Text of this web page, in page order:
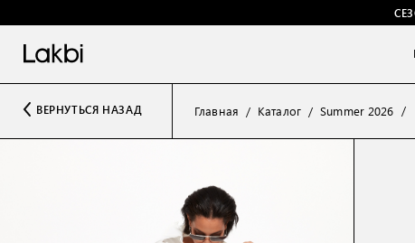
ВЕРНУТЬСЯ НАЗАД Главная Каталог Summer 2026